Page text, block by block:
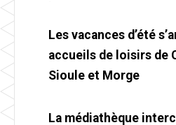
Les vacances d’été
accueils de loisirs de
Sioule et Morge
La médiathèque